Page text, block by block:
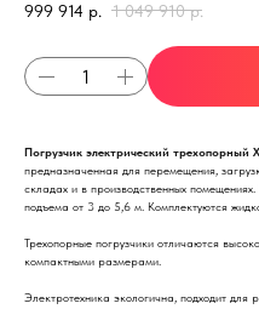
999 914 р. 1 049 910 р.
Погрузчик электрический трехопорный
предназначенная для перемещения,
складах и в производственных
подъема от 3 до 5,6 м. Комплектуются
Трехопорные погрузчики отличаются
компактными размерами.
Электротехника экологична, подходит